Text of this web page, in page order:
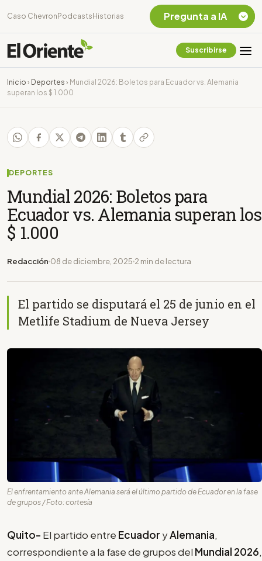
Caso Chevron Podcasts Historias
Suscribirse
Inicio › Deportes › Mundial 2026: Boletos para Ecuador vs. Alemania
superan los $ 1.000
DEPORTES
Mundial 2026: Boletos para
Ecuador vs. Alemania superan los
$ 1.000
Redacción 08 de diciembre, 2025 2 min de lectura
El partido se disputará el 25 de junio en el
Metlife Stadium de Nueva Jersey
El enfrentamiento ante Alemania será el último partido de Ecuador en la fase
de grupos / Foto: cortesía
Quito- El partido entre Ecuador yAlemania,
correspondiente a la fase de grupos del Mundial 2026,
Pregunta a IA
Chevron Ecuador